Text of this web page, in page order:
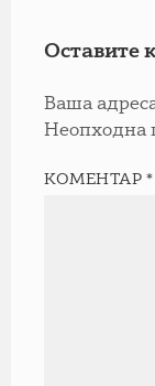
Оставите
Ваша
Неопходна
КОМЕНТАР*